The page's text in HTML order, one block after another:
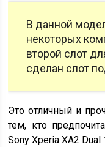
В данной
некоторых
второй слот
сделан слот
Это отличный и
тем, кто
Sony Xperia XA2 Dual